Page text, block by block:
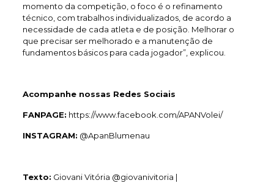
momento da competição, o foco é o refinamento
técnico, com trabalhos individualizados, de acordo a
necessidade de cada atleta e de posição. Melhorar o
que precisar ser melhorado e a manutenção de
fundamentos básicos para cada jogador”, explicou.
Acompanhe nossas Redes Sociais
FANPAGE: https://www.facebook.com/APANVolei/
INSTAGRAM: @ApanBlumenau
Texto: Giovani Vitória @giovanivitoria |